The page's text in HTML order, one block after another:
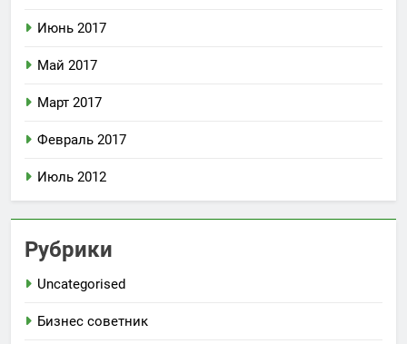
Июнь 2017
Май 2017
Март 2017
Февраль 2017
Июль 2012
Рубрики
Uncategorised
Бизнес советник